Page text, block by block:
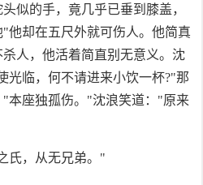
似的手，竟几乎已垂到膝盖，
他却在五尺外就可伤人。他简真
人，他活着简直别无意义。沈
光临，何不请进来小饮一杯?"那
本座独孤伤。"沈浪笑道："原来
氏，从无兄弟。"